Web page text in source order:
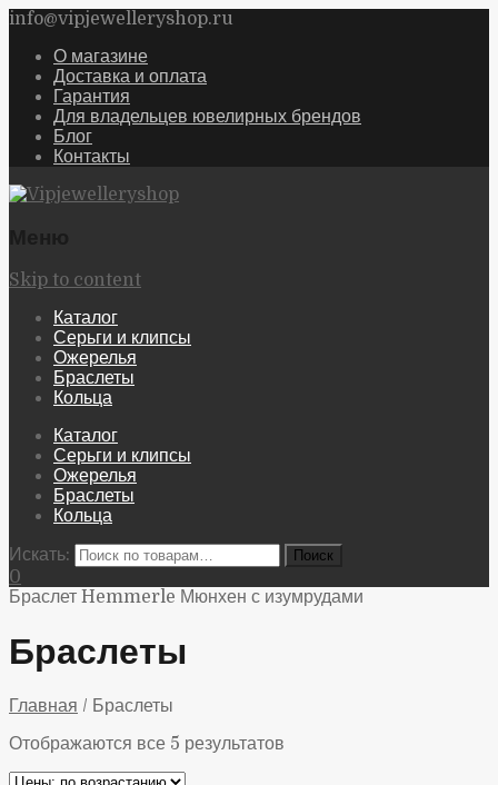
info@vipjewelleryshop.ru
О магазине
Доставка и оплата
Гарантия
Для владельцев ювелирных брендов
Блог
Контакты
Skip to content
Каталог
Серьги и клипсы
Ожерелья
Браслеты
Кольца
Каталог
Серьги и клипсы
Ожерелья
Браслеты
Кольца
Искать:
0
Браслет Hemmerle Мюнхен с изумрудами
Браслеты
Главная / Браслеты
Отображаются все 5 результатов